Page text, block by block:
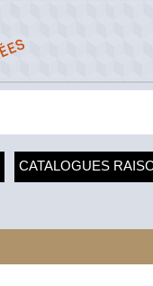
CATALOGUES